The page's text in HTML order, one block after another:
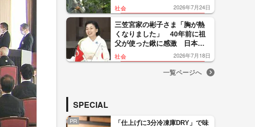
皇陛下と愛子さまも手伝われ
る
社会 2026年7月24日
三笠宮家の彬子さま「胸が熱
くなりました」 40年前に祖
父が使った鍬に感激 日本・
トルコ協会創立100周年
社会 2026年7月18日
一覧ページへ
SPECIAL
PR
「仕上げに3分冷凍庫DRY」で味